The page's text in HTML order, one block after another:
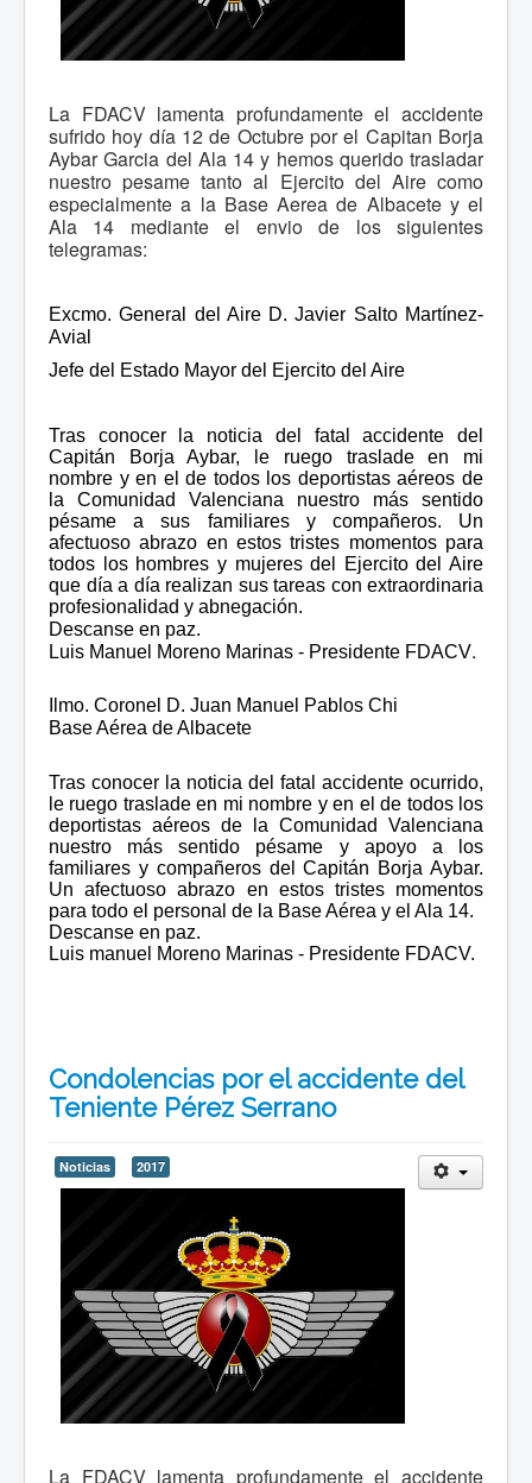
La FDACV lamenta profundamente el accidente
sufrido hoy día 12 de Octubre por el Capitan Borja
Aybar Garcia del Ala 14 y hemos querido trasladar
nuestro pesame tanto al Ejercito del Aire como
especialmente a la Base Aerea de Albacete y el
Ala 14 mediante el envio de los siguientes
telegramas:
Excmo. General del Aire D. Javier Salto Martínez-
Avial
Jefe del Estado Mayor del Ejercito del Aire
Tras conocer la noticia del fatal accidente del
Capitán Borja Aybar, le ruego traslade en mi
nombre y en el de todos los deportistas aéreos de
la Comunidad Valenciana nuestro más sentido
pésame a sus familiares y compañeros. Un
afectuoso abrazo en estos tristes momentos para
todos los hombres y mujeres del Ejercito del Aire
que día a día realizan sus tareas con extraordinaria
profesionalidad y abnegación.
Descanse en paz.
Luis Manuel Moreno Marinas - Presidente FDACV.
Ilmo. Coronel D. Juan Manuel Pablos Chi
Base Aérea de Albacete
Tras conocer la noticia del fatal accidente ocurrido,
le ruego traslade en mi nombre y en el de todos los
deportistas aéreos de la Comunidad Valenciana
nuestro más sentido pésame y apoyo a los
familiares y compañeros del Capitán Borja Aybar.
Un afectuoso abrazo en estos tristes momentos
para todo el personal de la Base Aérea y el Ala 14.
Descanse en paz.
Luis manuel Moreno Marinas - Presidente FDACV.
Condolencias por el accidente del
Teniente Pérez Serrano
Noticias 2017
La FDACV lamenta profundamente el accidente